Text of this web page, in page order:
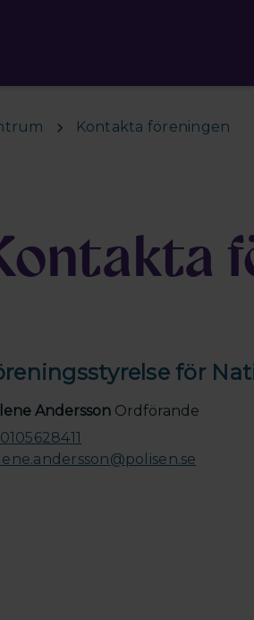
Kontakta föreningen
för
Andersson Ordförande
0105628411